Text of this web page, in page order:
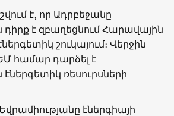
է, որ Ադրբեջանը
է զբաղեցնում Հարավային
շուկայում։ Վերջին
համար դարձել է
ռեսուրսների
էներգիայի